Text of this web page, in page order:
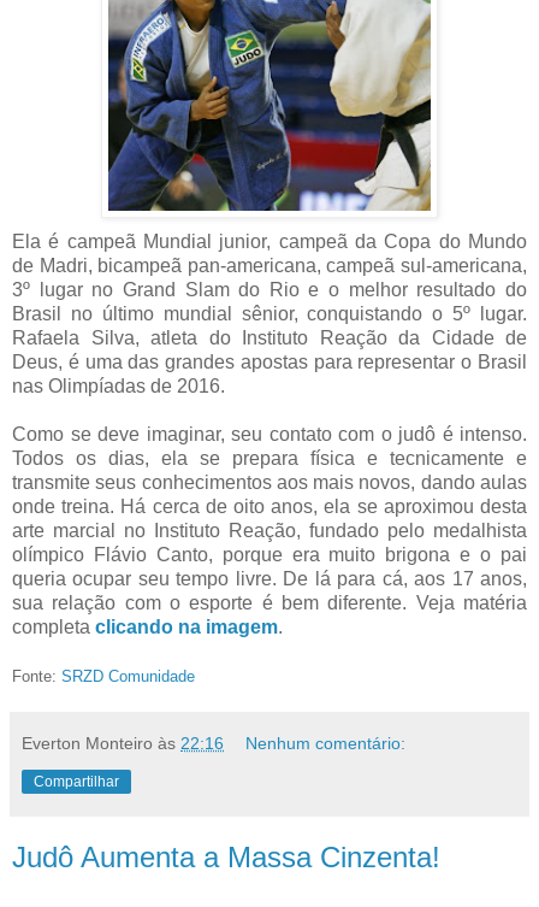
Ela é campeã Mundial junior, campeã da Copa do Mundo
de Madri, bicampeã pan-americana, campeã sul-americana,
3º lugar no Grand Slam do Rio e o melhor resultado do
Brasil no último mundial sênior, conquistando o 5º lugar.
Rafaela Silva, atleta do Instituto Reação da Cidade de
Deus, é uma das grandes apostas para representar o Brasil
nas Olimpíadas de 2016.
Como se deve imaginar, seu contato com o judô é intenso.
Todos os dias, ela se prepara física e tecnicamente e
transmite seus conhecimentos aos mais novos, dando aulas
onde treina. Há cerca de oito anos, ela se aproximou desta
arte marcial no Instituto Reação, fundado pelo medalhista
olímpico Flávio Canto, porque era muito brigona e o pai
queria ocupar seu tempo livre. De lá para cá, aos 17 anos,
sua relação com o esporte é bem diferente. Veja matéria
completa clicando na imagem.
Fonte: SRZD Comunidade
Everton Monteiro às 22:16 Nenhum comentário:
Compartilhar
Judô Aumenta a Massa Cinzenta!